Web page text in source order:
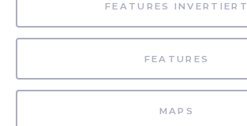
FEATURES INVERTIERT
FEATURES
MAPS